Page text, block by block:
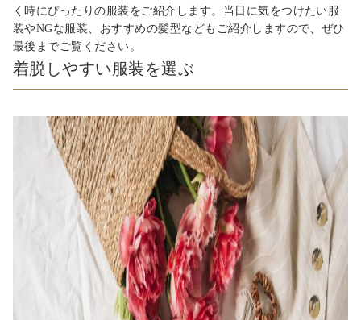
く時にぴったりの服装をご紹介します。当日に気をつけたい服
装やNGな服装、おすすめの髪型などもご紹介しますので、ぜひ
最後までご覧ください。
着脱しやすい服装を選ぶ